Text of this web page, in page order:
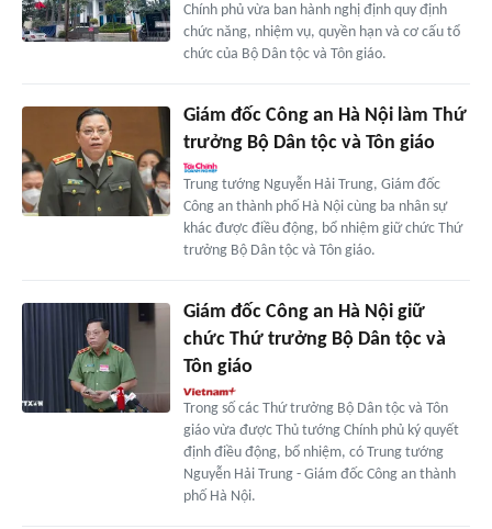
Chính phủ vừa ban hành nghị định quy định
chức năng, nhiệm vụ, quyền hạn và cơ cấu tổ
chức của Bộ Dân tộc và Tôn giáo.
Giám đốc Công an Hà Nội làm Thứ
trưởng Bộ Dân tộc và Tôn giáo
Trung tướng Nguyễn Hải Trung, Giám đốc
Công an thành phố Hà Nội cùng ba nhân sự
khác được điều động, bổ nhiệm giữ chức Thứ
trưởng Bộ Dân tộc và Tôn giáo.
Giám đốc Công an Hà Nội giữ
chức Thứ trưởng Bộ Dân tộc và
Tôn giáo
Trong số các Thứ trưởng Bộ Dân tộc và Tôn
giáo vừa được Thủ tướng Chính phủ ký quyết
định điều động, bổ nhiệm, có Trung tướng
Nguyễn Hải Trung - Giám đốc Công an thành
phố Hà Nội.